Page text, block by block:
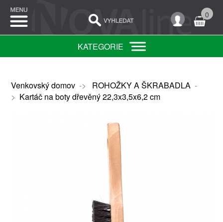
0
KATEGORIE
Venkovský domov-> ROHOŽKY A ŠKRABADLA-
> Kartáč na boty dřevěný 22,3x3,5x6,2 cm